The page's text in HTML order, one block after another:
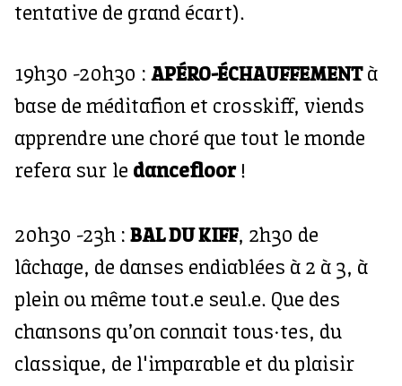
tentative de grand écart).
19h30 -20h30 : APÉRO-ÉCHAUFFEMENTà
base de méditafion et crosskiff, viends
apprendre une choré que tout le monde
refera sur le dancefloor!
20h30 -23h : BAL DU KIFF, 2h30 de
lâchage, de danses endiablées à 2 à 3, à
plein ou même tout.e seul.e. Que des
chansons qu’on connait tous·tes, du
classique, de l'imparable et du plaisir